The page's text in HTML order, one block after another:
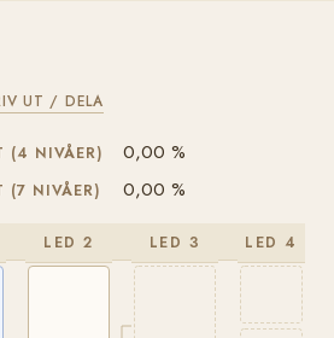
UT / DELA
(4 NIVÅER) 0,00 %
(7 NIVÅER) 0,00 %
LED 2 LED 3 LED 4